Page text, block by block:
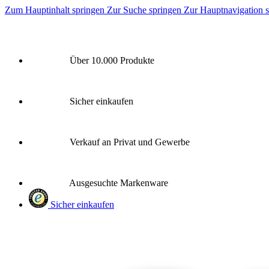
Zum Hauptinhalt springen Zur Suche springen Zur Hauptnavigation
Über 10.000 Produkte
Sicher einkaufen
Verkauf an Privat und Gewerbe
Ausgesuchte Markenware
Sicher einkaufen